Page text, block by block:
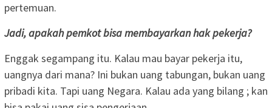
pertemuan.
Jadi, apakah pemkot bisa membayarkan hak pekerja?
Enggak segampang itu. Kalau mau bayar pekerja itu,
uangnya dari mana? Ini bukan uang tabungan, bukan uang
pribadi kita. Tapi uang Negara. Kalau ada yang bilang ; kan